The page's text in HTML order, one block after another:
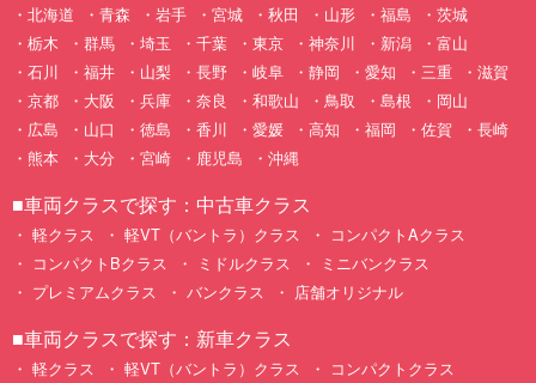
北海道 青森 岩手 宮城 秋田 山形 福島
茨城
栃木
群馬 埼玉 千葉 東京 神奈川 新潟
富山
石川
福井 山梨 長野 岐阜 静岡 愛知 三重
滋賀
京都
大阪 兵庫 奈良 和歌山 鳥取 島根
岡山
広島
山口 徳島 香川 愛媛 高知 福岡 佐賀
長崎
熊本
大分 宮崎 鹿児島 沖縄
■車両クラスで探す：中古車クラス
軽クラス 軽VT（バントラ）クラス
コンパクトAクラス
コンパクトBクラス
ミドルクラス
ミニバンクラス
プレミアムクラス
バンクラス 店舗オリジナル
■車両クラスで探す：新車クラス
軽クラス 軽VT（バントラ）クラス
コンパクトクラス